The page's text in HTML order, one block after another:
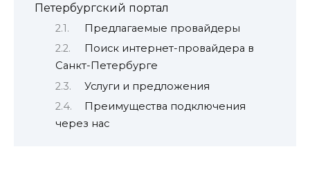
Петербургский портал
Предлагаемые провайдеры
Поиск интернет-провайдера в
Санкт-Петербурге
Услуги и предложения
Преимущества подключения
через нас